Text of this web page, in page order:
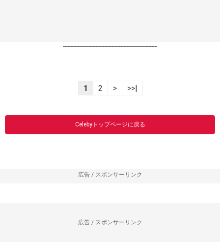
----------------------------------------------------------------
1 2 > >>|
Celebyトップページに戻る
広告 / スポンサーリンク
広告 / スポンサーリンク